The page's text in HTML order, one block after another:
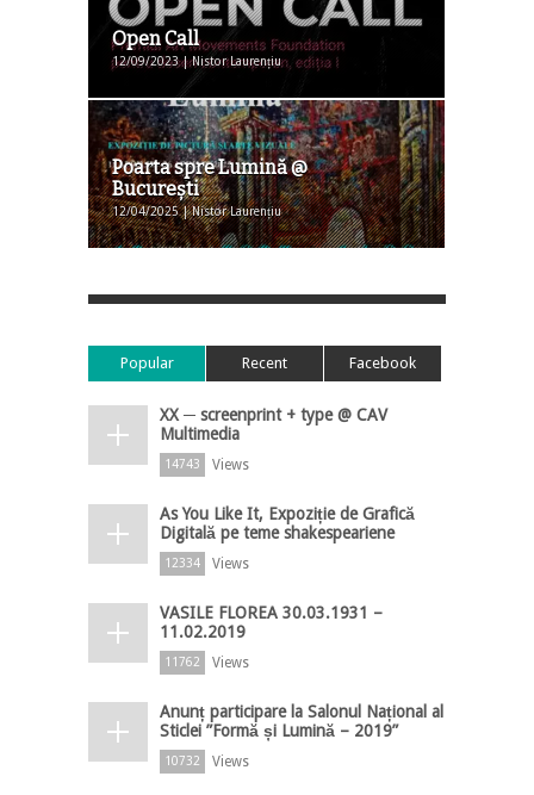
Open Call
12/09/2023 | Nistor Laurențiu
Poarta spre Lumină @
Bucureşti
12/04/2025 | Nistor Laurențiu
Popular Recent Facebook
XX ─ screenprint + type @ CAV
Multimedia
14743 Views
As You Like It, Expoziție de Grafică
Digitală pe teme shakespeariene
12334 Views
VASILE FLOREA 30.03.1931 –
11.02.2019
11762 Views
Anunț participare la Salonul Național al
Sticlei ”Formă și Lumină – 2019”
10732 Views